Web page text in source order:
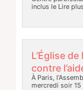
inclus leLire
L’Église
contre
À Paris,
mercredi soir